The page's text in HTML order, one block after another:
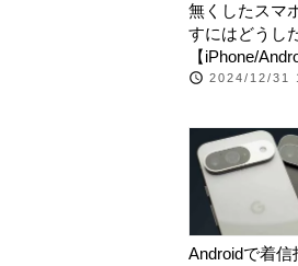
無くしたスマ
すにはどうし
【iPhone/
2024/12/31
Androidで着信